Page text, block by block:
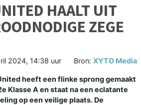
HAALT UIT
ZEGE
2024, 14:38 uur Bron: XYTO Media
heeft een flinke sprong gemaakt
Klasse A en staat na een eclatante
op een veilige plaats. De